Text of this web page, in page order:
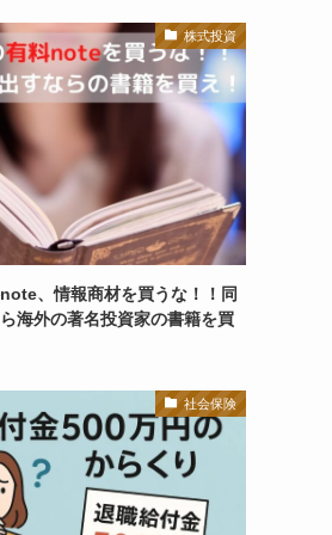
株式投資
、情報商材を買うな！！同
海外の著名投資家の書籍を買
社会保険